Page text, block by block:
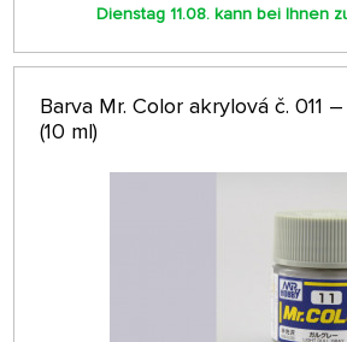
Dienstag 11.08. kann bei Ihnen
Barva Mr. Color akrylová č. 011
(10 ml)